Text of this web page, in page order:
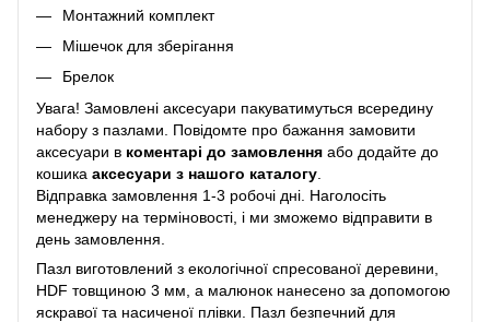
Монтажний комплект
Мішечок для зберігання
Брелок
Увага! Замовлені аксесуари пакуватимуться всередину
набору з пазлами. Повідомте про бажання замовити
аксесуари в коментарі до замовлення або додайте до
кошика аксесуари з нашого каталогу
Відправка замовлення 1-3 робочі дні. Наголосіть
менеджеру на терміновості, і ми зможемо відправити в
день замовлення.
Пазл виготовлений з екологічної спресованої деревини,
HDF товщиною 3 мм, а малюнок нанесено за допомогою
яскравої та насиченої плівки. Пазл безпечний для